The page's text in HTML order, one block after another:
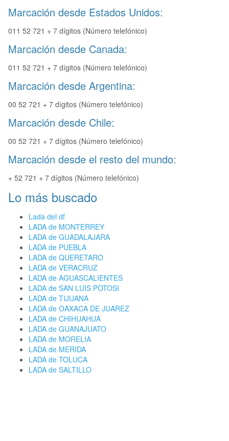
Marcación desde Estados Unidos:
011 52 721 + 7 dígitos (Número telefónico)
Marcación desde Canada:
011 52 721 + 7 dígitos (Número telefónico)
Marcación desde Argentina:
00 52 721 + 7 dígitos (Número telefónico)
Marcación desde Chile:
00 52 721 + 7 dígitos (Número telefónico)
Marcación desde el resto del mundo:
+ 52 721 + 7 dígitos (Número telefónico)
Lo más buscado
Lada del df
LADA de MONTERREY
LADA de GUADALAJARA
LADA de PUEBLA
LADA de QUERETARO
LADA de VERACRUZ
LADA de AGUASCALIENTES
LADA de SAN LUIS POTOSI
LADA de TIJUANA
LADA de OAXACA DE JUAREZ
LADA de CHIHUAHUA
LADA de GUANAJUATO
LADA de MORELIA
LADA de MERIDA
LADA de TOLUCA
LADA de SALTILLO